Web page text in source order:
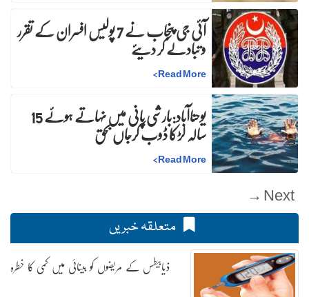
آئی جی پنجاب نے 7 پولیس افسران کے تقرر و تبادلے کر دیئے
Read More
>
یوحناآباد:بارشی پانی میں نہاتے ہوئے 15 سالہ لڑکا ڈوب کرجاں بحق
Read More
>
Next →
متعلقہ خبریں
ذیابیطس کے مریضوں کو بینائی میں کمی کا خطرہ